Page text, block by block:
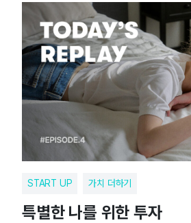
START UP 가치 더하기
특별한 나를 위한 투자